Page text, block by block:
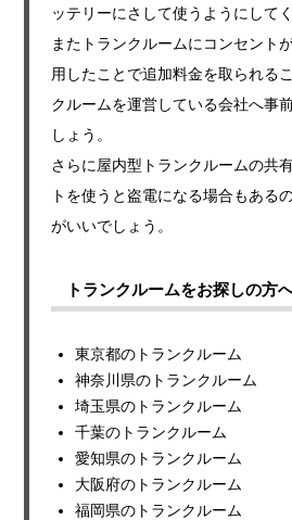
ッテリーにさして使うようにしてく
またトランクルームにコンセント
用したことで追加料金を取られる
クルームを運営している会社へ事
しょう。
さらに屋内型トランクルームの共
トを使うと盗電になる場合もある
がいいでしょう。
トランクルームをお探しの方
東京都のトランクルーム
神奈川県のトランクルーム
埼玉県のトランクルーム
千葉のトランクルーム
愛知県のトランクルーム
大阪府のトランクルーム
福岡県のトランクルーム